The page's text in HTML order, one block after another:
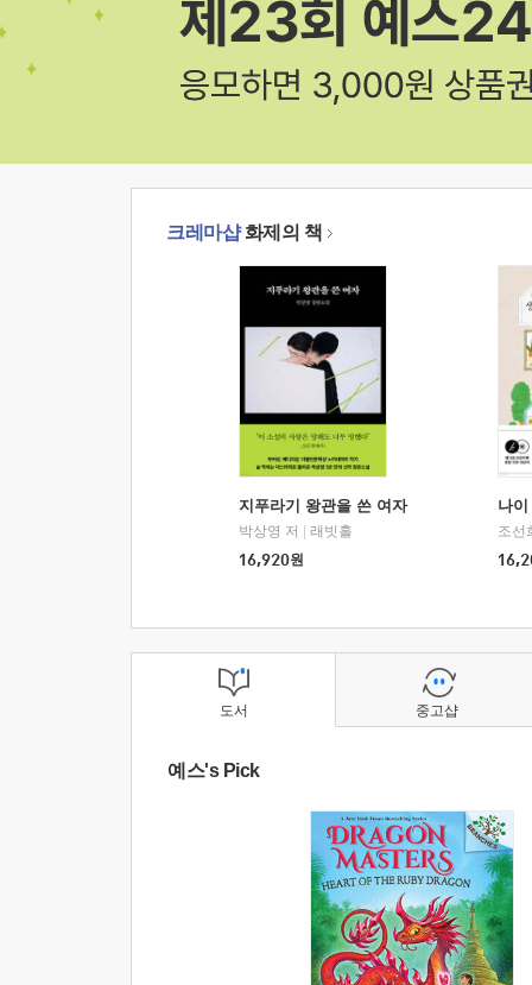
크레마샵화제의 책
지푸라기 왕관을 쓴 여자
박상영 저
래빗홀
16,920원
나
조선
도서
예스's Pick
중고샵